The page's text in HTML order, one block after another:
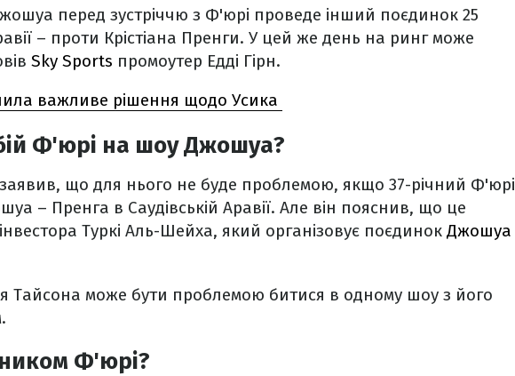
перед зустріччю з Ф'юрі проведе інший поєдинок 25
– проти Крістіана Пренги. У цей же день на ринг може
Sky Sports промоутер Едді Гірн.
важливе рішення щодо Усика
Ф'юрі на шоу Джошуа?
що для нього не буде проблемою, якщо 37-річний Ф'юрі
– Пренга в Саудівській Аравії. Але він пояснив, що це
Туркі Аль-Шейха, який організовує поєдинок Джошуа
Тайсона може бути проблемою битися в одному шоу з його
Ф'юрі?